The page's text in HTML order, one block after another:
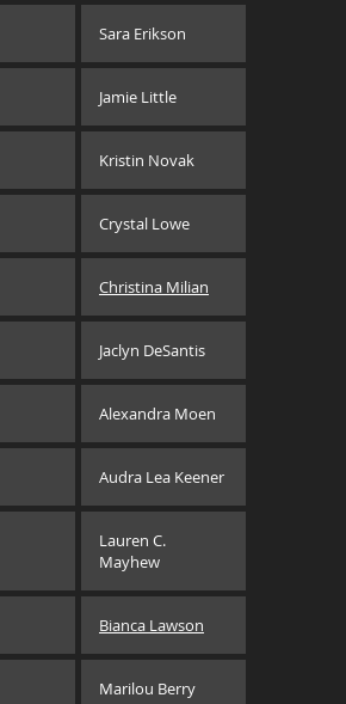
Sara Erikson
Jamie Little
Kristin Novak
Crystal Lowe
Christina Milian
Jaclyn DeSantis
Alexandra Moen
Audra Lea Keener
Lauren C.
Mayhew
Bianca Lawson
Marilou Berry